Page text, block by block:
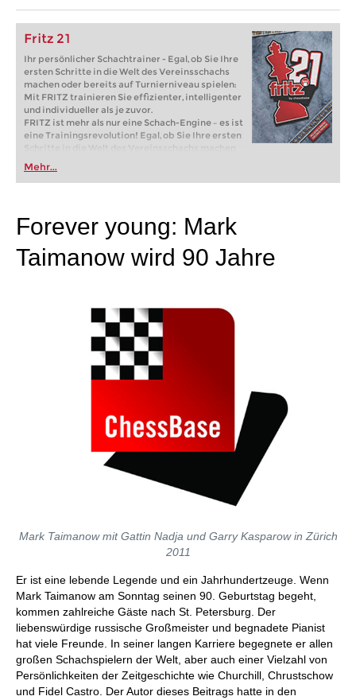
Fritz 21
Ihr persönlicher Schachtrainer - Egal, ob Sie Ihre
ersten Schritte in die Welt des Vereinsschachs
machen oder bereits auf Turnierniveau spielen:
Mit FRITZ trainieren Sie effizienter, intelligenter
und individueller als je zuvor.
FRITZ ist mehr als nur eine Schach-Engine – es ist
eine Trainingsrevolution! Egal, ob Sie Ihre ersten
Schritte in die Welt des Vereinsschachs machen
oder bereits auf Turnierniveau spielen: Mit
FRITZ trainieren Sie effizienter, intelligenter und
individueller als je zuvor.
Mehr...
Forever young: Mark
Taimanow wird 90 Jahre
Mark Taimanow mit Gattin Nadja und Garry Kasparow in Zürich
2011
Er ist eine lebende Legende und ein Jahrhundertzeuge. Wenn
Mark Taimanow am Sonntag seinen 90. Geburtstag begeht,
kommen zahlreiche Gäste nach St. Petersburg. Der
liebenswürdige russische Großmeister und begnadete Pianist
hat viele Freunde. In seiner langen Karriere begegnete er allen
großen Schachspielern der Welt, aber auch einer Vielzahl von
Persönlichkeiten der Zeitgeschichte wie Churchill, Chrustschow
und Fidel Castro. Der Autor dieses Beitrags hatte in den